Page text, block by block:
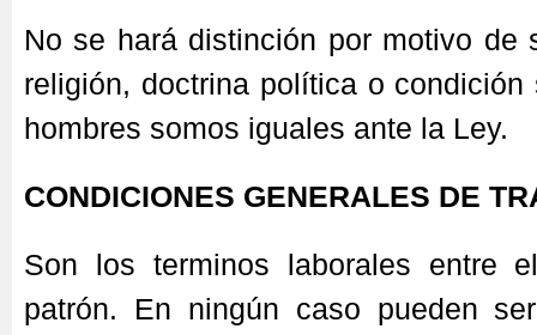
No se hará distinción por motivo de
religión, doctrina política o
hombres somos iguales ante la Ley.
CONDICIONES GENERALES DE
Son los terminos laborales entre
patrón. En ningún caso pueden